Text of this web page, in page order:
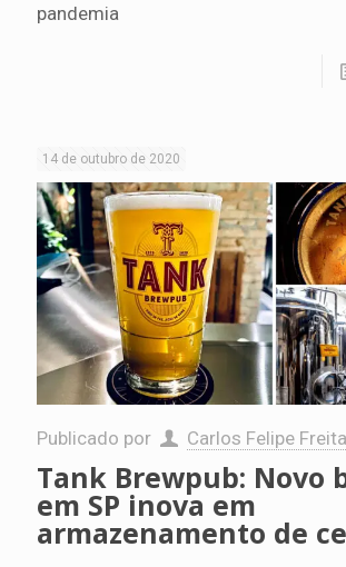
pandemia
14 de outubro de 2020
Publicado por Carlos Felipe
Tank Brewpub: Novo
em SP inova em
armazenamento de